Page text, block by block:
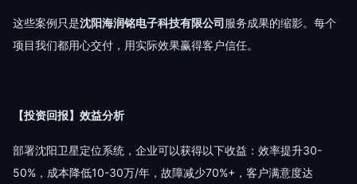
这些案例只是沈阳海润铭电子科技有限公司服务成果的缩影。每个
项目我们都用心交付，用实际效果赢得客户信任。
【投资回报】效益分析
部署沈阳卫星定位系统，企业可以获得以下收益：效率提升30-
50%，成本降低10-30万/年，故障减少70%+，客户满意度达